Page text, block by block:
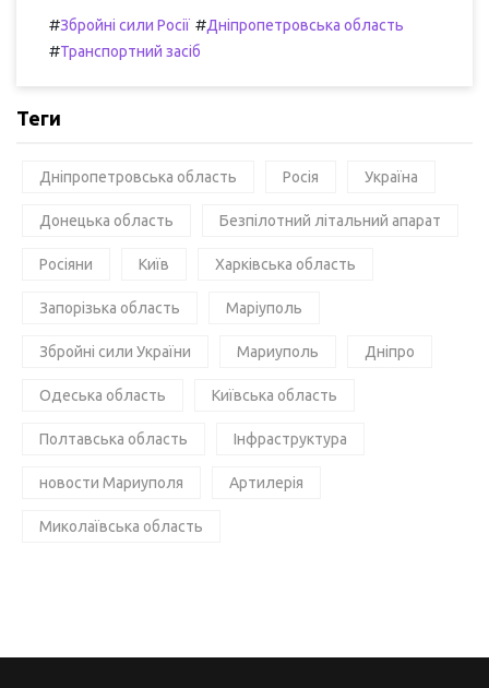
#Збройні сили Росії #Дніпропетровська область
#Транспортний засіб
Теги
Дніпропетровська область Росія Україна
Донецька область Безпілотний літальний апарат
Росіяни Київ Харківська область
Запорізька область Маріуполь
Збройні сили України Мариуполь Дніпро
Одеська область Київська область
Полтавська область Інфраструктура
новости Мариуполя Артилерія
Миколаївська область